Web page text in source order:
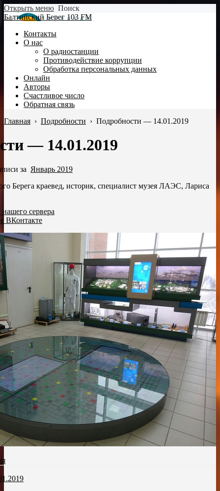
Открыть меню Поиск
Балтийский Берег 103 FM
Контакты
О нас
О радиостанции
Противодействие коррупции
Обработка персональных данных
Онлайн
Авторы
Счастливое число
Обратная связь
Главная › Подробности › Подробности — 14.01.2019
— 14.01.2019
за Январь 2019
Берега краевед, историк, специалист музея ЛАЭС, Лариса
сервера
ВКонтакте